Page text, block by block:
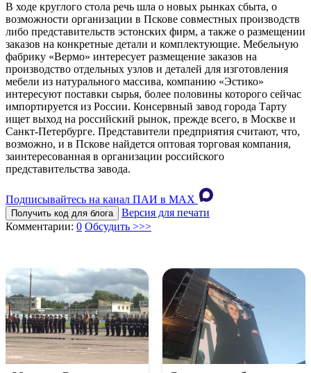
В ходе круглого стола речь шла о новых рынках сбыта, о
возможности организации в Пскове совместных производств
либо представительств эстонских фирм, а также о размещении
заказов на конкретные детали и комплектующие. Мебельную
фабрику «Вермо» интересует размещение заказов на
производство отдельных узлов и деталей для изготовления
мебели из натурального массива, компанию «Эстико»
интересуют поставки сырья, более половины которого сейчас
импортируется из России. Консервный завод города Тарту
ищет выход на российский рынок, прежде всего, в Москве и
Санкт-Петербурге. Представители предприятия считают, что,
возможно, и в Пскове найдется оптовая торговая компания,
заинтересованная в организации российского
представительства завода.
Подписывайтесь на канал ПАИ в MAХ
Получить код для блога
Версия для печати
Комментарии: 0 Обсудить >>>